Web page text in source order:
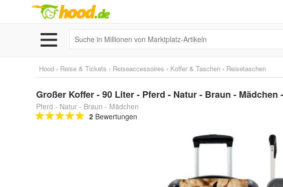
Hood › Reise & Tickets › Reiseaccessoires › Koffer & Taschen › Reisetaschen
Großer Koffer - 90 Liter - Pferd - Natur - Braun - Mädchen
Pferd - Natur - Braun - Mädchen
2 Bewertungen